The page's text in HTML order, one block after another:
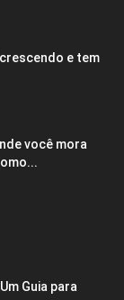
e tem
você mora
Guia para